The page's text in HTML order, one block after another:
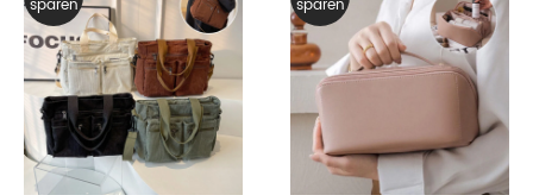
sparen sparen